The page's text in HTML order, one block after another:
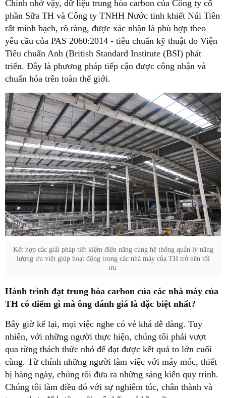
Chính nhờ vậy, dữ liệu trung hòa carbon của Công ty cổ
phần Sữa TH và Công ty TNHH Nước tinh khiết Núi Tiên
rất minh bạch, rõ ràng, được xác nhận là phù hợp theo
yêu cầu của PAS 2060:2014 - tiêu chuẩn kỹ thuật do Viện
Tiêu chuẩn Anh (British Standard Institute (BSI) phát
triển. Đây là phương pháp tiếp cận được công nhận và
chuẩn hóa trên toàn thế giới.
Kết hợp các giải pháp tiết kiệm điện năng cùng hệ thống quản lý năng
lượng ưu việt giúp hoạt động trong các nhà máy của TH trở nên tối
ưu.
Hành trình đạt trung hòa carbon của các nhà máy của
TH có điểm gì mà ông đánh giá là đặc biệt nhất?
Bây giờ kể lại, mọi việc nghe có vẻ khá dễ dàng. Tuy
nhiên, với những người thực hiện, chúng tôi phải vượt
qua từng thách thức nhỏ để đạt được kết quả to lớn cuối
cùng. Từ chính những người làm việc với máy móc, thiết
bị hàng ngày, chúng tôi đưa ra những sáng kiến quy trình.
Chúng tôi làm điều đó với sự nghiêm túc, chân thành và